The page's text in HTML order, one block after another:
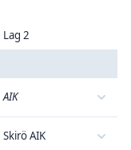
Lag 2
AIK
Skirö AIK